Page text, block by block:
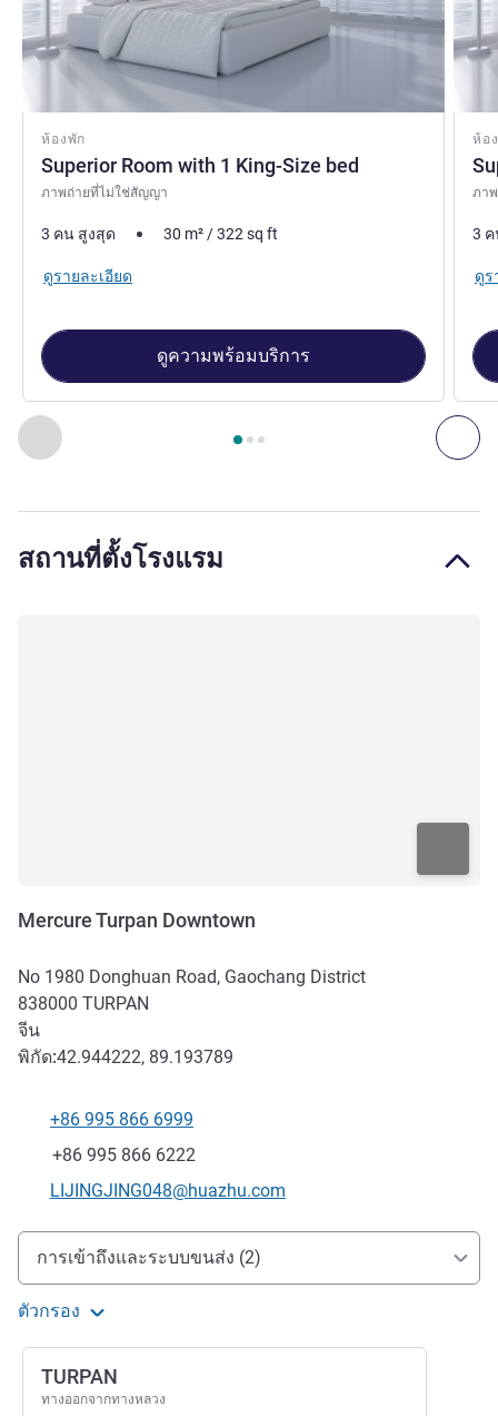
ก่อนหน้า - ห้องพัก ถั
หน้า1 , ห้องพัก 1 : Superior Room with 1 King-Size
ห้องพัก
Superior Room with 1 King-Size bed
ภาพถ่ายที่ไม่ใช่สัญญา
3 คน สูงสุด 30 m²/322sq ft
ดูรายละเอียด
ดูความพร้อมบริการ
ห้อ
ภา
3
ดูร
สถานที่ตั้งโรงแรม
Mercure Turpan Downtown
No 1980 Donghuan Road, Gaochang District
838000 TURPAN
จีน
พิกัด:42.944222, 89.193789
โทรศัพท์
+86 995 866 6999
แฟกซ์
+86 995 866 6222
อีเมลติดต่อ
LIJINGJING048@huazhu.com
การเข้าถึงและการเดินทาง
การเข้าถึงและระบบขนส่ง (2)
ตัวกรอง
TURPAN
ทางออกจากทางหลวง